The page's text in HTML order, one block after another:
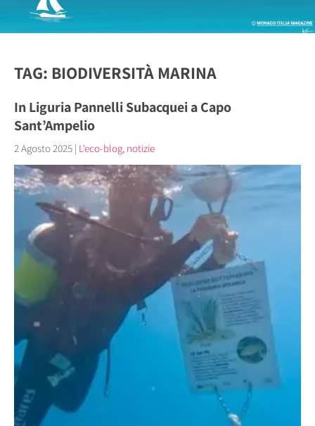
TAG: BIODIVERSITÀ MARINA
In Liguria Pannelli Subacquei a Capo
Sant’Ampelio
2 Agosto 2025 | L'eco-blog, notizie